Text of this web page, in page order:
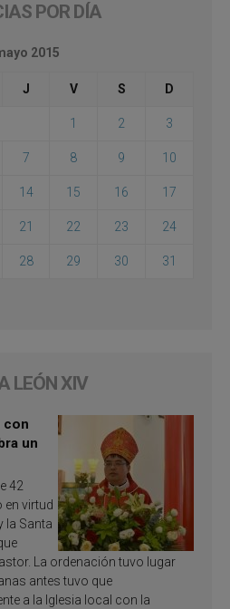
POR DÍA
2015
J V S D
1 2 3
7 8 9 10
14 15 16 17
21 22 23 24
28 29 30 31
LEÓN XIV
con
un
42
virtud
la Santa
La ordenación tuvo lugar
antes tuvo que
a la Iglesia local con la